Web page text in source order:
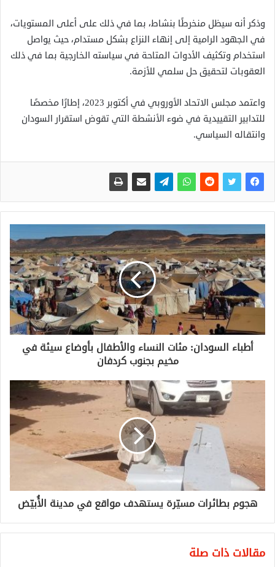
وذكر أنه سيظل منخرطًا بنشاط، بما في ذلك على أعلى المستويات،
في الجهود الرامية إلى إنهاء النزاع بشكل مستدام، حيث يواصل
استخدام وتكثيف الأدوات المتاحة في سياسته الخارجية بما في ذلك
العقوبات لتحقيق حل سلمي للأزمة.
واعتمد مجلس الاتحاد الأوروبي في أكتوبر 2023، إطارًا مخصصًا
للتدابير التقييدية في ضوء الأنشطة التي تقوض استقرار السودان
وانتقاله السياسي.
أطباء السودان: مئات النساء والأطفال بأوضاع سيئة في
مخيم بجنوب كردفان
هجوم بطائرات مسيّرة يستهدف مواقع في مدينة الأُبيّض
مقالات ذات صلة